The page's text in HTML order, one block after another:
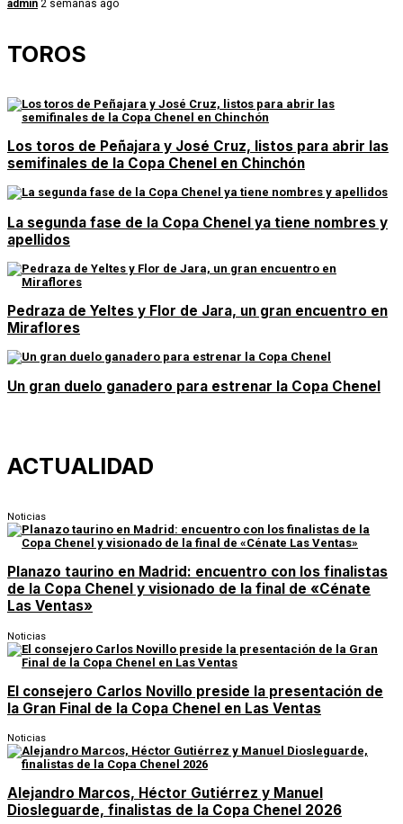
admin 2 semanas ago
TOROS
Los toros de Peñajara y José Cruz, listos para abrir las
semifinales de la Copa Chenel en Chinchón
La segunda fase de la Copa Chenel ya tiene nombres y
apellidos
Pedraza de Yeltes y Flor de Jara, un gran encuentro en
Miraflores
Un gran duelo ganadero para estrenar la Copa Chenel
ACTUALIDAD
Noticias
Planazo taurino en Madrid: encuentro con los finalistas
de la Copa Chenel y visionado de la final de «Cénate
Las Ventas»
Noticias
El consejero Carlos Novillo preside la presentación de
la Gran Final de la Copa Chenel en Las Ventas
Noticias
Alejandro Marcos, Héctor Gutiérrez y Manuel
Diosleguarde, finalistas de la Copa Chenel 2026